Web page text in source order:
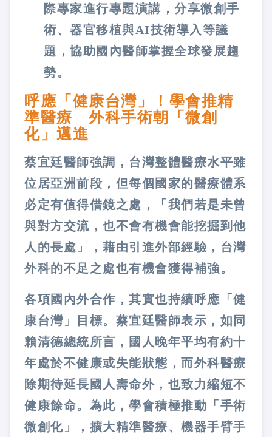
際專家進行專題演講，分享微創手
術、器官移植與AI技術導入等議
題，協助國內醫師掌握全球發展趨
勢。
呼應「健康台灣」！學會推精
準醫療 外科手術朝「微創
化」邁進
蔡宜廷醫師強調，台灣整體醫療水平雖
位居亞洲前段，但每個國家的醫療體系
必定有值得借鏡之處，「我們若是未曾
與對方交流，也不會有機會能挖掘到他
人的長處」，藉由引進外部經驗，台灣
外科的不足之處也有機會獲得補強。
各項國內外合作，其實也持續呼應「健
康台灣」目標。蔡宜廷醫師表示，如同
賴清德總統所言，國人晚年平均有約十
年處於不健康或失能狀態，而外科醫療
除期待延長國人壽命外，也致力縮短不
健康餘命。為此，學會積極推動「手術
微創化」，擴大精準醫療、機器手臂手